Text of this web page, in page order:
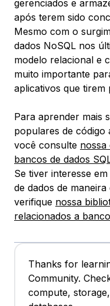
gerenciados e
após terem sido
Mesmo com o
dados NoSQL nos
modelo relacional e
muito importante
aplicativos que tirem
Para aprender mais
populares de código
você consulte
bancos de dados
Se tiver interesse
de dados de
verifique nossa
relacionados a
Thanks for
Community.
compute,